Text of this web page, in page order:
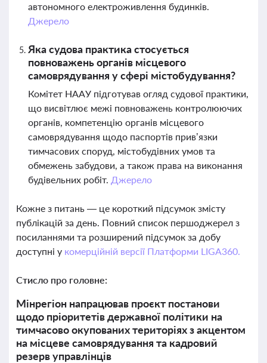
автономного електроживлення будинків.
Джерело
Яка судова практика стосується
повноважень органів місцевого
самоврядування у сфері містобудування?
Комітет НААУ підготував огляд судової практики,
що висвітлює межі повноважень контролюючих
органів, компетенцію органів місцевого
самоврядування щодо паспортів прив’язки
тимчасових споруд, містобудівних умов та
обмежень забудови, а також права на виконання
будівельних робіт. Джерело
Кожне з питань — це короткий підсумок змісту
публікацій за день. Повний список першоджерел з
посиланнями та розширений підсумок за добу
доступні у комерційній версії Платформи LIGA360.
Стисло про головне:
Мінрегіон напрацював проєкт постанови
щодо пріоритетів державної політики на
тимчасово окупованих територіях з акцентом
на місцеве самоврядування та кадровий
резерв управлінців